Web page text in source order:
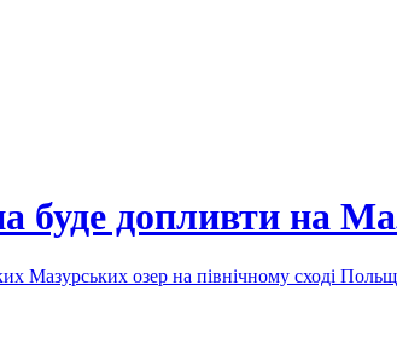
буде допливти на
Мазурських озер на північному сході